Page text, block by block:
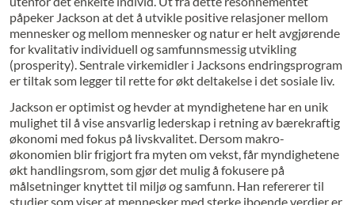
påpeker Jackson at det å utvikle positive relasjoner mellom
mennesker og mellom mennesker og natur er helt avgjørende
for kvalitativ individuell og samfunnsmessig utvikling
(prosperity). Sentrale virkemidler i Jacksons endringsprogram
er tiltak som legger til rette for økt deltakelse i det sosiale liv.
Jackson er optimist og hevder at myndighetene har en unik
mulighet til å vise ansvarlig lederskap i retning av bærekraftig
økonomi med fokus på livskvalitet. Dersom makro-
økonomien blir frigjort fra myten om vekst, får myndighetene
økt handlingsrom, som gjør det mulig å fokusere på
målsetninger knyttet til miljø og samfunn. Han refererer til
studier som viser at mennesker med sterke iboende verdier er